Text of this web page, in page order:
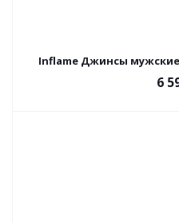
Inflame Джинсы
6